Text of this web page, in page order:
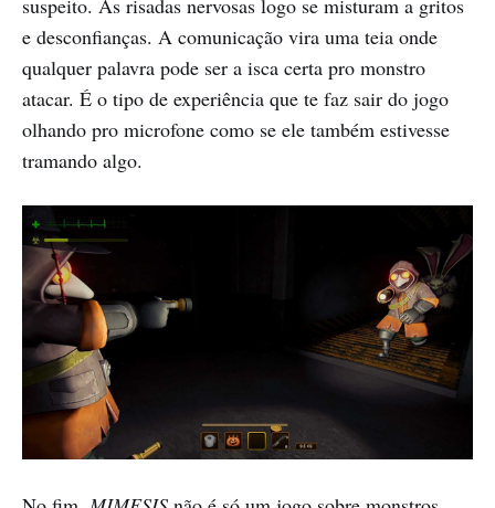
suspeito. As risadas nervosas logo se misturam a gritos
e desconfianças. A comunicação vira uma teia onde
qualquer palavra pode ser a isca certa pro monstro
atacar. É o tipo de experiência que te faz sair do jogo
olhando pro microfone como se ele também estivesse
tramando algo.